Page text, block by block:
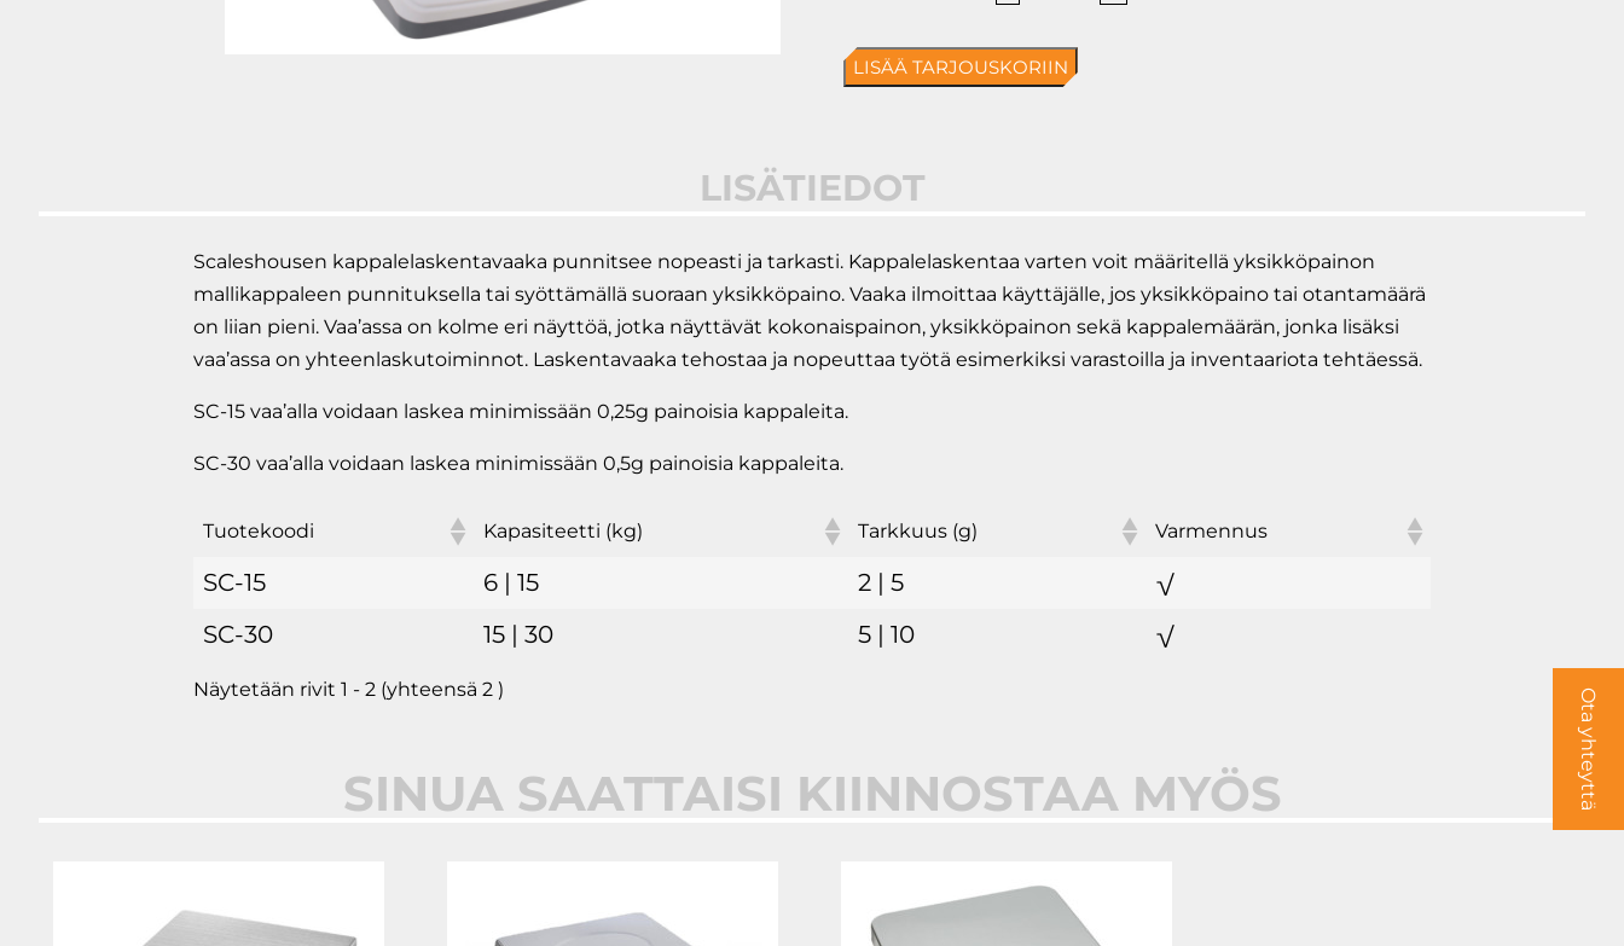
laskijavaaka
määrä
LISÄÄ TARJOUSKORIIN
LISÄTIEDOT
Scaleshousen kappalelaskentavaaka punnitsee nopeasti ja tarkasti. Kappalelaskentaa varten voit määritellä yksikköpainon
mallikappaleen punnituksella tai syöttämällä suoraan yksikköpaino. Vaaka ilmoittaa käyttäjälle, jos yksikköpaino tai otantamäärä
on liian pieni. Vaa’assa on kolme eri näyttöä, jotka näyttävät kokonaispainon, yksikköpainon sekä kappalemäärän, jonka lisäksi
vaa’assa on yhteenlaskutoiminnot. Laskentavaaka tehostaa ja nopeuttaa työtä esimerkiksi varastoilla ja inventaariota tehtäessä.
SC-15 vaa’alla voidaan laskea minimissään 0,25g painoisia kappaleita.
SC-30 vaa’alla voidaan laskea minimissään 0,5g painoisia kappaleita.
Tuotekoodi Kapasiteetti (kg) Tarkkuus (g) Varmennus
SC-15 6 | 15 2 | 5
√
SC-30
15 | 30 5 | 10 √
Näytetään rivit 1 - 2 (yhteensä 2 )
SINUA SAATTAISI KIINNOSTAA MYÖS Ota yhteyttä